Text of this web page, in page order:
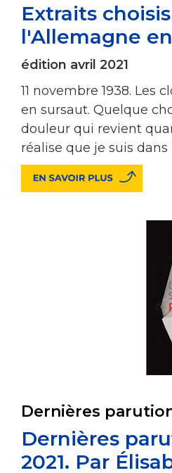
Extraits
l'Allemagne
édition avril 2021
11 novembre 1938. Les
en sursaut. Quelque
douleur qui revient
réalise que je suis
Dernières
Dernières
2021. Par